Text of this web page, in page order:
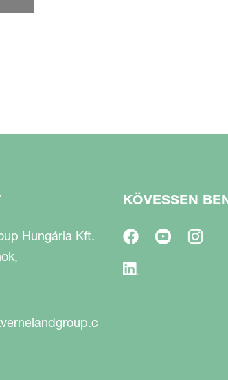
Hungária Kft.
KÖVESSEN